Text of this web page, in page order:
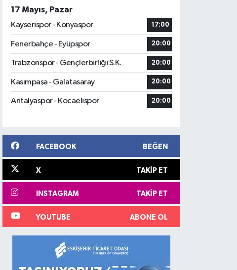
17 Mayıs, Pazar
Kayserispor - Konyaspor
17:00
Fenerbahçe - Eyüpspor 20:00
Trabzonspor - Gençlerbirliği S.K. 20:00
Kasımpaşa - Galatasaray 20:00
Antalyaspor - Kocaelispor 20:00
FACEBOOK BEĞEN
X TAKIP ET
INSTAGRAM TAKIP ET
YOUTUBE ABONE OL